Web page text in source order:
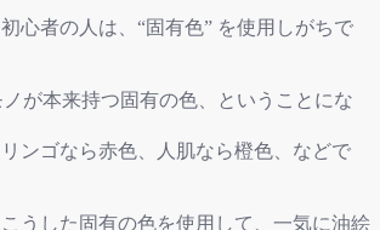
心者の人は、“固有色” を使用しがちで
が本来持つ固有の色、ということにな
ンゴなら赤色、人肌なら橙色、などで
うした固有の色を使用して、一気に油絵